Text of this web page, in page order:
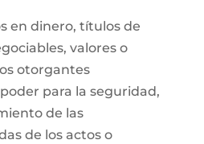
en dinero, títulos de
valores o
otorgantes
para la seguridad,
de las
de los actos o